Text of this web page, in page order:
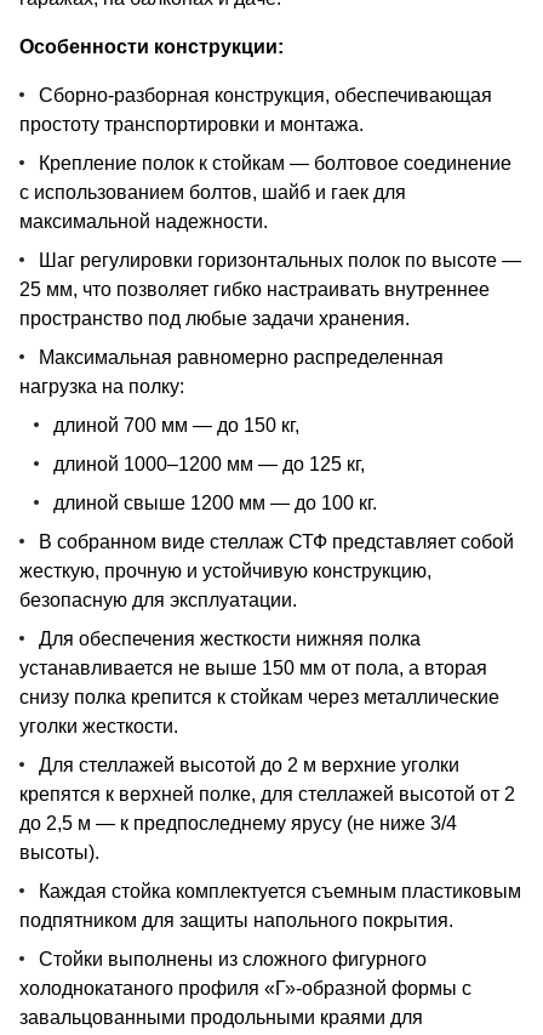
Особенности конструкции:
Сборно-разборная конструкция, обеспечивающая
простоту транспортировки и монтажа.
Крепление полок к стойкам — болтовое соединение
с использованием болтов, шайб и гаек для
максимальной надежности.
Шаг регулировки горизонтальных полок по высоте —
25 мм, что позволяет гибко настраивать внутреннее
пространство под любые задачи хранения.
Максимальная равномерно распределенная
нагрузка на полку:
длиной 700 мм — до 150 кг,
длиной 1000–1200 мм — до 125 кг,
длиной свыше 1200 мм — до 100 кг.
В собранном виде стеллаж СТФ представляет собой
жесткую, прочную и устойчивую конструкцию,
безопасную для эксплуатации.
Для обеспечения жесткости нижняя полка
устанавливается не выше 150 мм от пола, а вторая
снизу полка крепится к стойкам через металлические
уголки жесткости.
Для стеллажей высотой до 2 м верхние уголки
крепятся к верхней полке, для стеллажей высотой от 2
до 2,5 м — к предпоследнему ярусу (не ниже 3/4
высоты).
Каждая стойка комплектуется съемным пластиковым
подпятником для защиты напольного покрытия.
Стойки выполнены из сложного фигурного
холоднокатаного профиля «Г»-образной формы с
завальцованными продольными краями для